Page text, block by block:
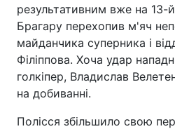
результативним вже на 13-
Брагару перехопив м'яч
майданчика суперника і
Філіппова. Хоча удар
голкіпер, Владислав
на добиванні.
Полісся збільшило свою